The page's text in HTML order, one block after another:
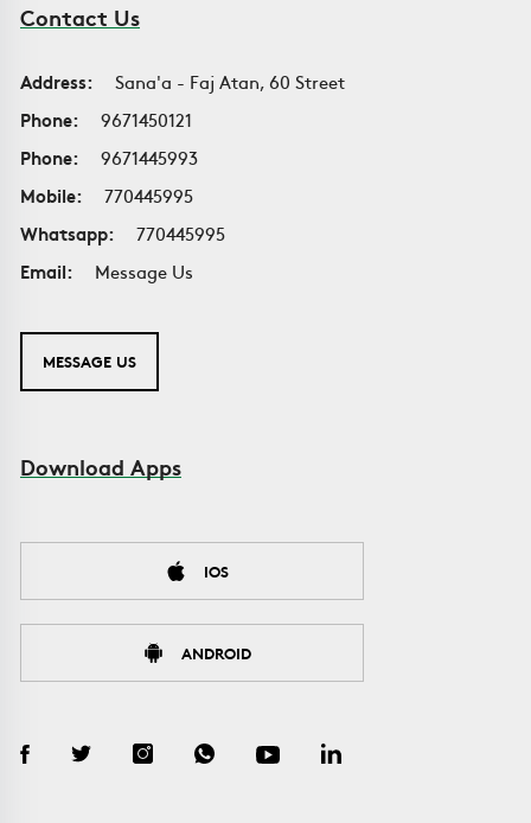
Contact Us
Address:
Sana'a - Faj Atan, 60 Street
Phone:
9671450121
Phone:
9671445993
Mobile:
770445995
Whatsapp:
770445995
Email:
Message Us
MESSAGE US
Download Apps
IOS
ANDROID